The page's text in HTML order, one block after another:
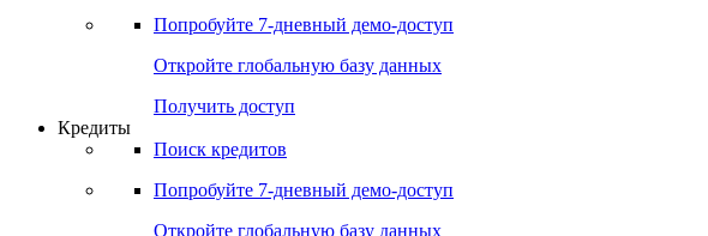
Поиск акций
Дивидендный календарь
Российские IPO/SPO
Попробуйте7-дневный
Откройте глобальную базу данных
Получить доступ
Кредиты
Поиск кредитов